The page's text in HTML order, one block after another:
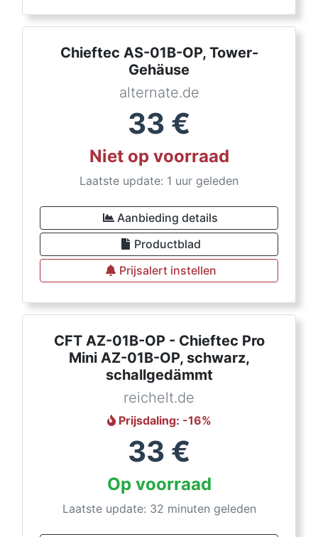
Chieftec AS-01B-OP, Tower-
Gehäuse
alternate.de
33 €
Niet op voorraad
Laatste update: 1 uur geleden
Aanbieding details
Productblad
Prijsalert instellen
CFT AZ-01B-OP - Chieftec Pro
Mini AZ-01B-OP, schwarz,
schallgedämmt
reichelt.de
Prijsdaling: -16%
33 €
Op voorraad
Laatste update: 32 minuten geleden